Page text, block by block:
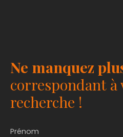
Ne manquez
correspondant à
recherche !
Prénom